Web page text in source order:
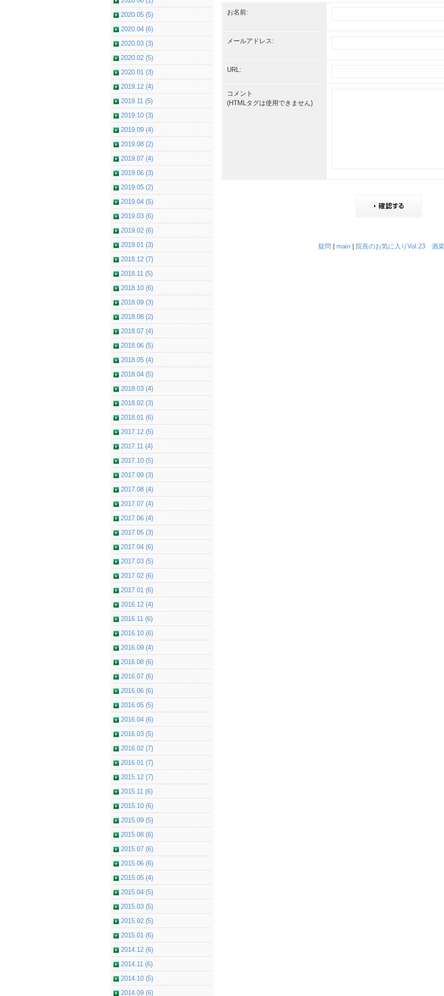
お名前:
メールアドレス:
URL:
コメント
(HTMLタグは使用できません)
疑問 main 院長のお気に入りVol.23 酒
2020.05 (5)
2020.04 (6)
2020.03 (3)
2020.02 (5)
2020.01 (3)
2019.12 (4)
2019.11 (5)
2019.10 (3)
2019.09 (4)
2019.08 (2)
2019.07 (4)
2019.06 (3)
2019.05 (2)
2019.04 (5)
2019.03 (6)
2019.02 (6)
2019.01 (3)
2018.12 (7)
2018.11 (5)
2018.10 (6)
2018.09 (3)
2018.08 (2)
2018.07 (4)
2018.06 (5)
2018.05 (4)
2018.04 (5)
2018.03 (4)
2018.02 (3)
2018.01 (6)
2017.12 (5)
2017.11 (4)
2017.10 (5)
2017.09 (3)
2017.08 (4)
2017.07 (4)
2017.06 (4)
2017.05 (3)
2017.04 (6)
2017.03 (5)
2017.02 (6)
2017.01 (6)
2016.12 (4)
2016.11 (6)
2016.10 (6)
2016.09 (4)
2016.08 (6)
2016.07 (6)
2016.06 (6)
2016.05 (5)
2016.04 (6)
2016.03 (5)
2016.02 (7)
2016.01 (7)
2015.12 (7)
2015.11 (6)
2015.10 (6)
2015.09 (5)
2015.08 (6)
2015.07 (6)
2015.06 (6)
2015.05 (4)
2015.04 (5)
2015.03 (5)
2015.02 (5)
2015.01 (6)
2014.12 (6)
2014.11 (6)
2014.10 (5)
2014.09 (6)